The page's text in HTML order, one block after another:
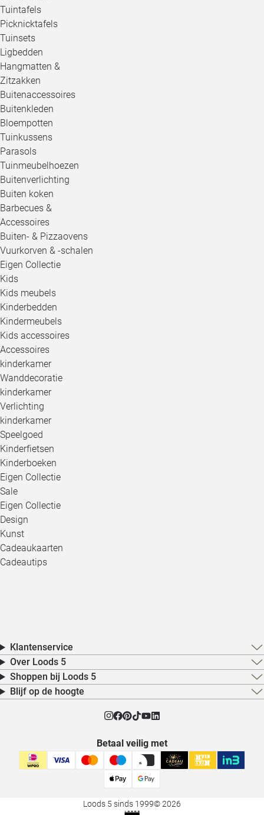
Tuintafels
Picknicktafels
Tuinsets
Ligbedden
Hangmatten &
Zitzakken
Buitenaccessoires
Buitenkleden
Bloempotten
Tuinkussens
Parasols
Tuinmeubelhoezen
Buitenverlichting
Buiten koken
Barbecues &
Accessoires
Buiten- & Pizzaovens
Vuurkorven & -schalen
Eigen Collectie
Kids
Kids meubels
Kinderbedden
Kindermeubels
Kids accessoires
Accessoires
kinderkamer
Wanddecoratie
kinderkamer
Verlichting
kinderkamer
Speelgoed
Kinderfietsen
Kinderboeken
Eigen Collectie
Sale
Eigen Collectie
Design
Kunst
Cadeaukaarten
Cadeautips
Klantenservice
Over Loods 5
Shoppen bij Loods 5
Blijf op de hoogte
Betaal veilig met
Loods 5 sinds 1999© 2026